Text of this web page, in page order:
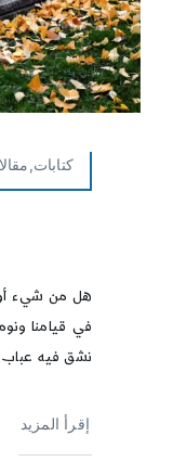
هل من شيء أو
في قيامنا
نشق فيه عباب
إقرأ المزيد